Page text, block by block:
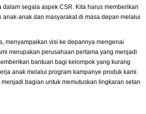
segala aspek CSR. Kita harus memberikan
anak dan masyarakat di masa depan melalui
menyampaikan visi ke depannya mengenai
merupakan perusahaan pertama yang menjadi
bantuan bagi kelompok yang kurang
anak melalui program kampanye produk kami.
bagian untuk memutuskan lingkaran setan